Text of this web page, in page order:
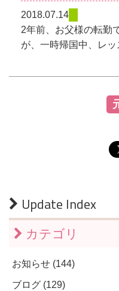
2018.07.14
2年前、お父様の転勤
が、一時帰国中、レ
Update Index
カテゴリ
お知らせ (144)
ブログ (129)